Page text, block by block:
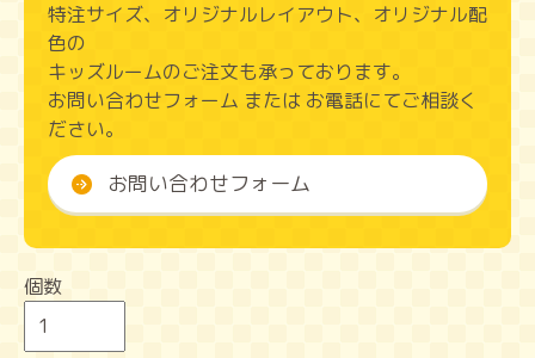
特注サイズ、オリジナルレイアウト、オリジナル配
色の
キッズルームのご注文も承っております。
お問い合わせフォーム または お電話にてご相談く
ださい。
お問い合わせフォーム
個数